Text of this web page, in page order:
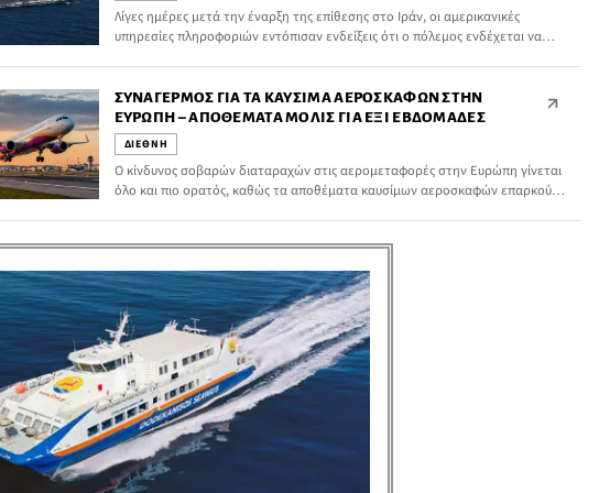
Λίγες ημέρες μετά την έναρξη της επίθεσης στο Ιράν, οι αμερικανικές
υπηρεσίες πληροφοριών εντόπισαν ενδείξεις ότι ο πόλεμος ενδέχεται να
επιχειρήσεις των ΗΠΑ και του Ισραήλ.
ΣΥΝΑΓΕΡΜΌΣ ΓΙΑ ΤΑ ΚΑΎΣΙΜΑ ΑΕΡΟΣΚΑΦΏΝ ΣΤΗΝ
ΕΥΡΏΠΗ – ΑΠΟΘΈΜΑΤΑ ΜΌΛΙΣ ΓΙΑ ΈΞΙ ΕΒΔΟΜΆΔΕΣ
ΔΙΕΘΝΗ
Ο κίνδυνος σοβαρών διαταραχών στις αερομεταφορές στην Ευρώπη γίνεται
όλο και πιο ορατός, καθώς τα αποθέματα καυσίμων αεροσκαφών επαρκούν
κατάσταση μπορεί να οδηγήσει ακόμη και σε ακυρώσεις πτήσεων στο άμεσο
μέλλον.